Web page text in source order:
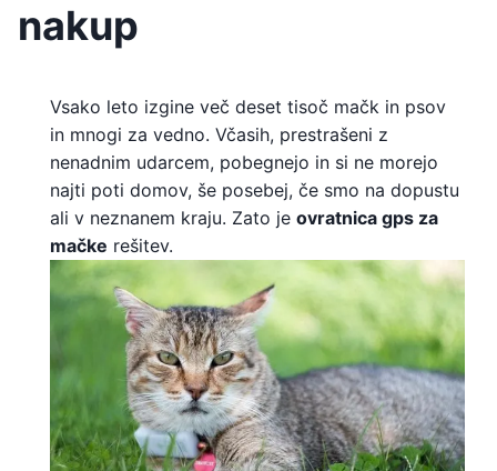
nakup
Vsako leto izgine več deset tisoč mačk in psov
in mnogi za vedno. Včasih, prestrašeni z
nenadnim udarcem, pobegnejo in si ne morejo
najti poti domov, še posebej, če smo na dopustu
ali v neznanem kraju. Zato je ovratnica gps za
mačke rešitev.